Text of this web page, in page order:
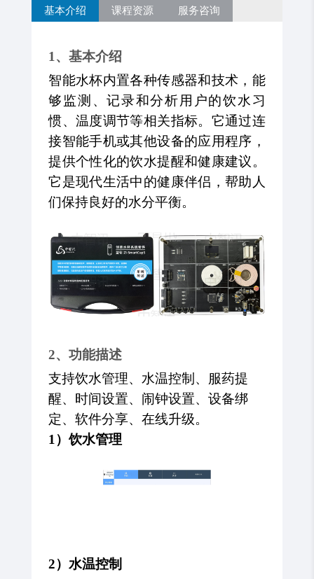
基本介绍 课程资源 服务咨询
1、基本介绍
智能水杯内置各种传感器和技术，能
够监测、记录和分析用户的饮水习
惯、温度调节等相关指标。它通过连
接智能手机或其他设备的应用程序，
提供个性化的饮水提醒和健康建议。
它是现代生活中的健康伴侣，帮助人
们保持良好的水分平衡。
2、功能描述
支持饮水管理、水温控制、服药提
醒、时间设置、闹钟设置、设备绑
定、软件分享、在线升级。
1）饮水管理
2）水温控制